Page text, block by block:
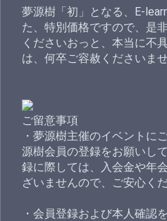
夢源樹「初」となる、E-
た、特別価格ですので、是
くださいおっと、本当に不
は、何卒ご容赦くださいませ
ご留意事項
・夢源樹主催のイベントに
源樹会員の登録をお願いし
録に際しては、入会金や年
ざいませんので、ご安心くだ
・会員登録および本人確認